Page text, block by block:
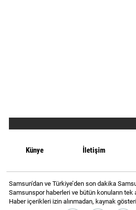
Künye İletişim
Samsun'dan ve Türkiye’den son dakika
Samsunspor haberleri ve bütün konuların tek
Haber içerikleri izin alınmadan, kaynak